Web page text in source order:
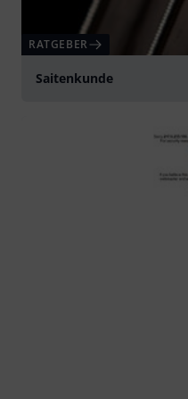
RATGEBER
Saitenkunde